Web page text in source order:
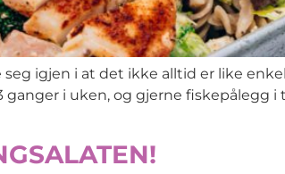
igjen i at det ikke alltid er like
i uken, og gjerne fiskepålegg